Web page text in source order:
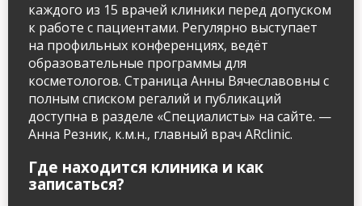
каждого из 15 врачей клиники перед допуском
к работе с пациентами. Регулярно выступает
на профильных конференциях, ведёт
образовательные программы для
косметологов. Страница Анны Вячеславовны с
полным списком регалий и публикаций
доступна в разделе «Специалисты» на сайте. —
Анна Резник, к.м.н., главный врач ARclinic.
Где находится клиника и как
записаться?